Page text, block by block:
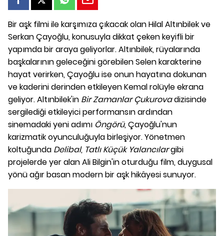
Bir aşk filmi ile karşımıza çıkacak olan Hilal Altınbilek ve
Serkan Çayoğlu, konusuyla dikkat çeken keyifli bir
yapımda bir araya geliyorlar. Altınbilek, rüyalarında
başkalarının geleceğini görebilen Selen karakterine
hayat verirken, Çayoğlu ise onun hayatına dokunan
ve kaderini derinden etkileyen Kemal rolüyle ekrana
geliyor. Altınbilek'in Bir Zamanlar Çukurovadizisinde
sergilediği etkileyici performansın ardından
sinemadaki yeni adımı Öngörü, Çayoğlu'nun
karizmatik oyunculuğuyla birleşiyor. Yönetmen
koltuğunda Delibal, Tatlı Küçük Yalancılargibi
projelerde yer alan Ali Bilgin'in oturduğu film, duygusal
yönü ağır basan modern bir aşk hikâyesi sunuyor.